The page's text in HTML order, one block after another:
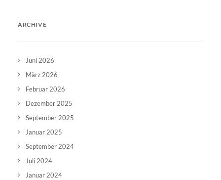
ARCHIVE
Juni 2026
März 2026
Februar 2026
Dezember 2025
September 2025
Januar 2025
September 2024
Juli 2024
Januar 2024